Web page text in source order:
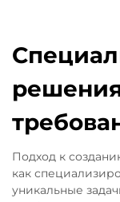
Подход к
как
уникальные